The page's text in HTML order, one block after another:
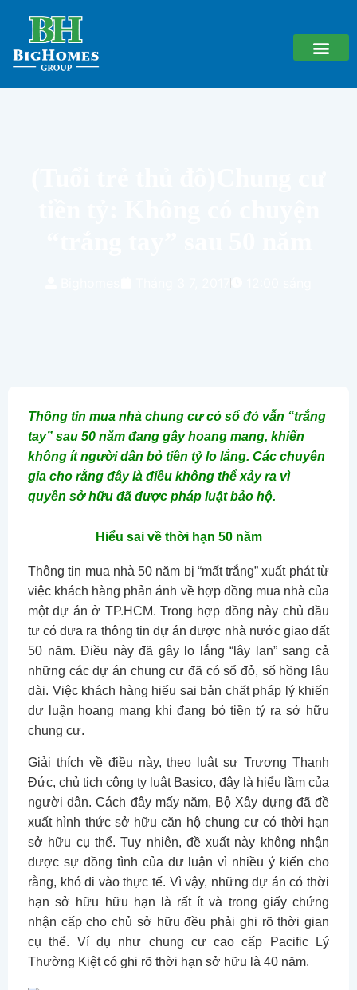
Thông tin mua nhà chung cư có sổ đỏ vẫn “trắng
tay” sau 50 năm đang gây hoang mang, khiến
không ít người dân bỏ tiền tỷ lo lắng. Các chuyên
gia cho rằng đây là điều không thể xảy ra vì
quyền sở hữu đã được pháp luật bảo hộ.
Hiểu sai về thời hạn 50 năm
Thông tin mua nhà 50 năm bị “mất trắng” xuất phát từ
việc khách hàng phản ánh về hợp đồng mua nhà của
một dự án ở TP.HCM. Trong hợp đồng này chủ đầu
tư có đưa ra thông tin dự án được nhà nước giao đất
50 năm. Điều này đã gây lo lắng “lây lan” sang cả
những các dự án chung cư đã có sổ đỏ, sổ hồng lâu
dài. Việc khách hàng hiểu sai bản chất pháp lý khiến
dư luận hoang mang khi đang bỏ tiền tỷ ra sở hữu
chung cư.
Giải thích về điều này, theo luật sư Trương Thanh
Đức, chủ tịch công ty luật Basico, đây là hiểu lầm của
người dân. Cách đây mấy năm, Bộ Xây dựng đã đề
xuất hình thức sở hữu căn hộ chung cư có thời hạn
sở hữu cụ thể. Tuy nhiên, đề xuất này không nhận
được sự đồng tình của dư luận vì nhiều ý kiến cho
rằng, khó đi vào thực tế. Vì vậy, những dự án có thời
hạn sở hữu hữu hạn là rất ít và trong giấy chứng
nhận cấp cho chủ sở hữu đều phải ghi rõ thời gian
cụ thể. Ví dụ như chung cư cao cấp Pacific Lý
Thường Kiệt có ghi rõ thời hạn sở hữu là 40 năm.